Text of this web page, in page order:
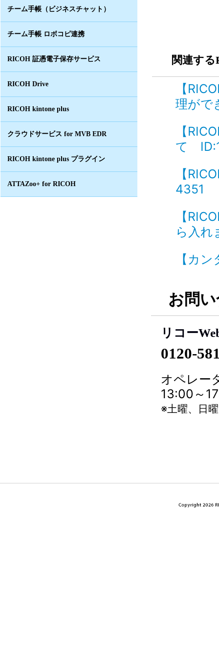
チーム手帳（ビジネスチャット）
チーム手帳 ロボコピ連携
RICOH 証憑電子保存サービス
RICOH Drive
RICOH kintone plus
クラウドサービス for MVB EDR
RICOH kintone plus プラグイン
ATTAZoo+ for RICOH
関連する
【
理が
【
て
【
4351
【
ら入
【カ
お問
リコー
0120-
オペレー
13:00～
※土曜、日